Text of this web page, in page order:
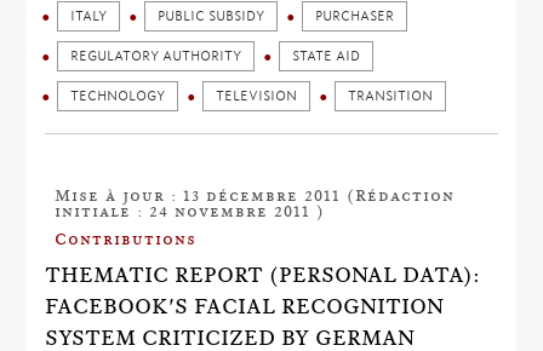
ITALY PUBLIC SUBSIDY PURCHASER
REGULATORY AUTHORITY STATE AID
TECHNOLOGY TELEVISION TRANSITION
Mise à jour : 13 décembre 2011 (Rédaction
initiale : 24 novembre 2011 )
Contributions
THEMATIC REPORT (PERSONAL DATA):
FACEBOOK'S FACIAL RECOGNITION
SYSTEM CRITICIZED BY GERMAN